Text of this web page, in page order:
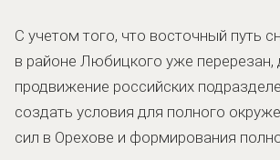
С учетом того, что восточный путь
в районе Любицкого уже перерезан,
продвижение российских
создать условия для полного
сил в Орехове и формирования